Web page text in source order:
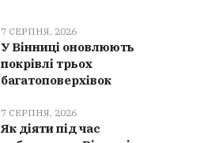
7 СЕРПНЯ, 2026
У Вінниці оновлюють
покрівлі трьох
багатоповерхівок
7 СЕРПНЯ, 2026
Як діяти під час